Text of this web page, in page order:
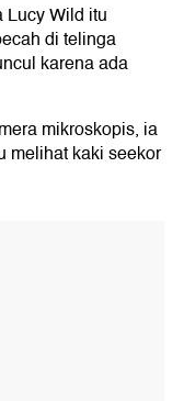
Lucy Wild itu
di telinga
karena ada
mikroskopis, ia
melihat kaki seekor